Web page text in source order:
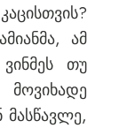
ამ
ვინმეს თუ
მასწავლე,